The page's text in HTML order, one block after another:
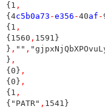
{1 ,
{4c5b0a73 -e356 -40af -
{1 ,
{1560 , 1591}
} , "" ,
} ,
{0} ,
{0} ,
{1 ,
{"PATR" , 1541}